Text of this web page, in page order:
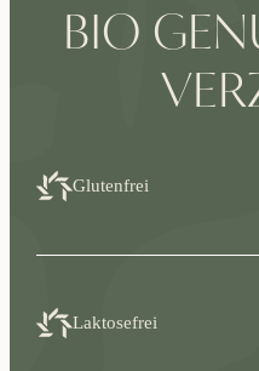
BIO
Glutenfrei
Laktosefrei